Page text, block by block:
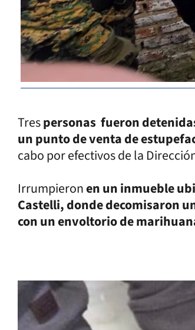
Trespersonas fueron
un punto de venta de
cabo por efectivos de la
Irrumpieronen un inmueble
Castelli, donde decomisaron
con un envoltorio de